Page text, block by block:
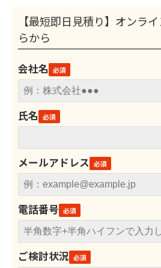
【最短即日見積り】オンラ
らから
会社名
氏名
メールアドレス
電話番号
ご検討状況